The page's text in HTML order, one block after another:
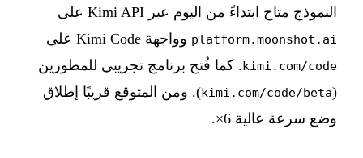
النموذج متاح ابتداءً من اليوم عبر Kimi API على
platform.moonshot.ai وواجهة Kimi Code على
kimi.com/code. كما فُتح برنامج تجريبي للمطورين
(
kimi.com/code/beta). ومن المتوقع قريبًا إطلاق
وضع سرعة عالية 6×.